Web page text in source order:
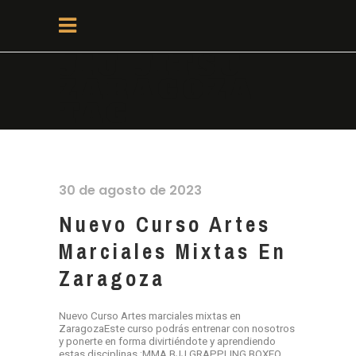
30 de agosto de 2023
Nuevo Curso Artes
Marciales Mixtas En
Zaragoza
Nuevo Curso Artes marciales mixtas en
ZaragozaEste curso podrás entrenar con nosotros
y ponerte en forma divirtiéndote y aprendiendo